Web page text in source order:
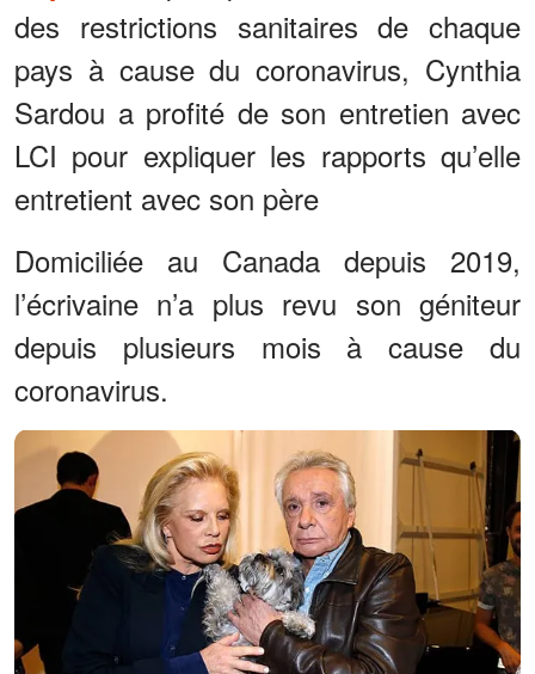
des restrictions sanitaires de chaque
pays à cause du coronavirus, Cynthia
Sardou a profité de son entretien avec
LCI pour expliquer les rapports qu’elle
entretient avec son père
Domiciliée au Canada depuis 2019,
l’écrivaine n’a plus revu son géniteur
depuis plusieurs mois à cause du
coronavirus.